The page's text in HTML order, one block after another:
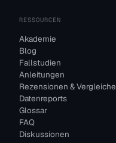
RESSOURCEN
Akademie
Blog
Fallstudien
Anleitungen
Rezensionen & Vergleiche
Datenreports
Glossar
FAQ
Diskussionen